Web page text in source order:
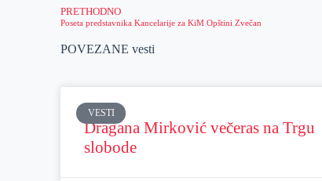
PRETHODNO
Poseta predstavnika Kancelarije za KiM Opštini Zvečan
POVEZANE vesti
VESTI
Dragana Mirković večeras na Trgu
slobode